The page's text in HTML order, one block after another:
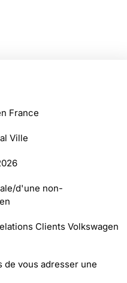
France
Ville
d'une non-
Clients Volkswagen
de vous adresser une